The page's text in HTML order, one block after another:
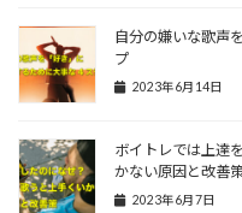
自分の嫌いな歌声
プ
2023年6月14日
ボイトレでは上達
かない原因と改善
2023年6月7日